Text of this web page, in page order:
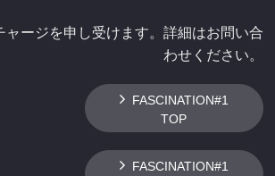
ージを申し受けます。詳細はお問い合
わせください。
FASCINATION#1
TOP
FASCINATION#1